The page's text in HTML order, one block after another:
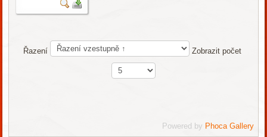
Řazení Zobrazit počet
Powered by Phoca Gallery